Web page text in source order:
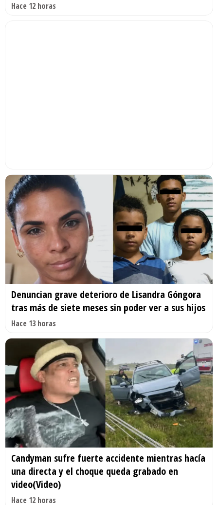
Hace 12 horas
Denuncian grave deterioro de Lisandra Góngora
tras más de siete meses sin poder ver a sus hijos
Hace 13 horas
Candyman sufre fuerte accidente mientras hacía
una directa y el choque queda grabado en
video(Video)
Hace 12 horas